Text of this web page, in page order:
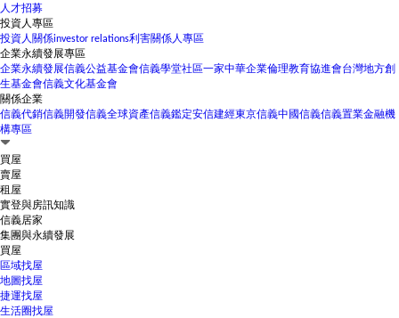
人才招募
投資人專區
投資人關係investor relations利害關係人專區
企業永續發展專區
企業永續發展信義公益基金會信義學堂社區一家中華企業倫理教育協進會台灣地方創
生基金會信義文化基金會
關係企業
信義代銷信義開發信義全球資產信義鑑定安信建經東京信義中國信義信義置業金融機
構專區
買屋
賣屋
租屋
實登與房訊知識
信義居家
集團與永續發展
買屋
區域找屋
地圖找屋
捷運找屋
生活圈找屋